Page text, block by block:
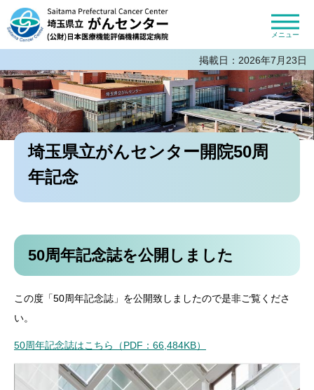
埼玉県立がんセンター 公益財団法人
日本医療機能評価機構認定病院
メニュー
掲載日：2026年7月23日
埼玉県立がんセンター開院50周
年記念
50周年記念誌を公開しました
この度「50周年記念誌」を公開致しましたので是非ご覧くださ
い。
50周年記念誌はこちら（PDF：66,484KB）